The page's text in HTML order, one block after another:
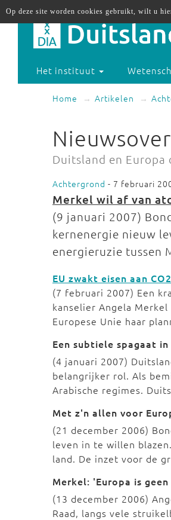
Het instituut
Home Artikelen
Duitsland en
Achtergrond - 7 februari
Merkel wil af van
(9 januari 2007)
kernenergie nieuw
energieruzie tussen
EU zwakt eisen aan
(7 februari 2007) Een
kanselier Angela
Europese Unie haar
Een subtiele spagaat
(4 januari 2007)
belangrijker rol. Als
Arabische regimes.
Met z'n allen voor
(21 december 2006)
leven in te willen
land. De inzet voor de
Merkel: 'Europa is
(13 december 2006)
Raad, langs vele
Op deze site worden cookies gebruikt, wilt u